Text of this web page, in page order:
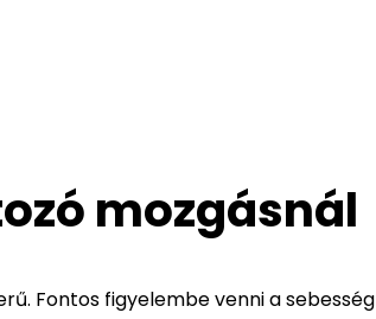
mozgásnál
Fontos figyelembe venni a sebesség